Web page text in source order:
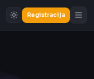
Registracija